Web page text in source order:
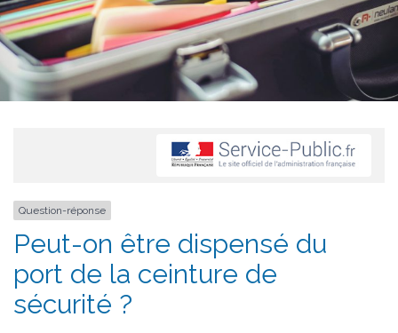
Question-réponse
Peut-on être dispensé du
port de la ceinture de
sécurité ?